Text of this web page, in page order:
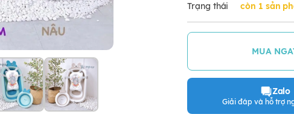
Trạng thái còn 1 sản
MUA
Zalo
Giải đáp và hỗ trợ